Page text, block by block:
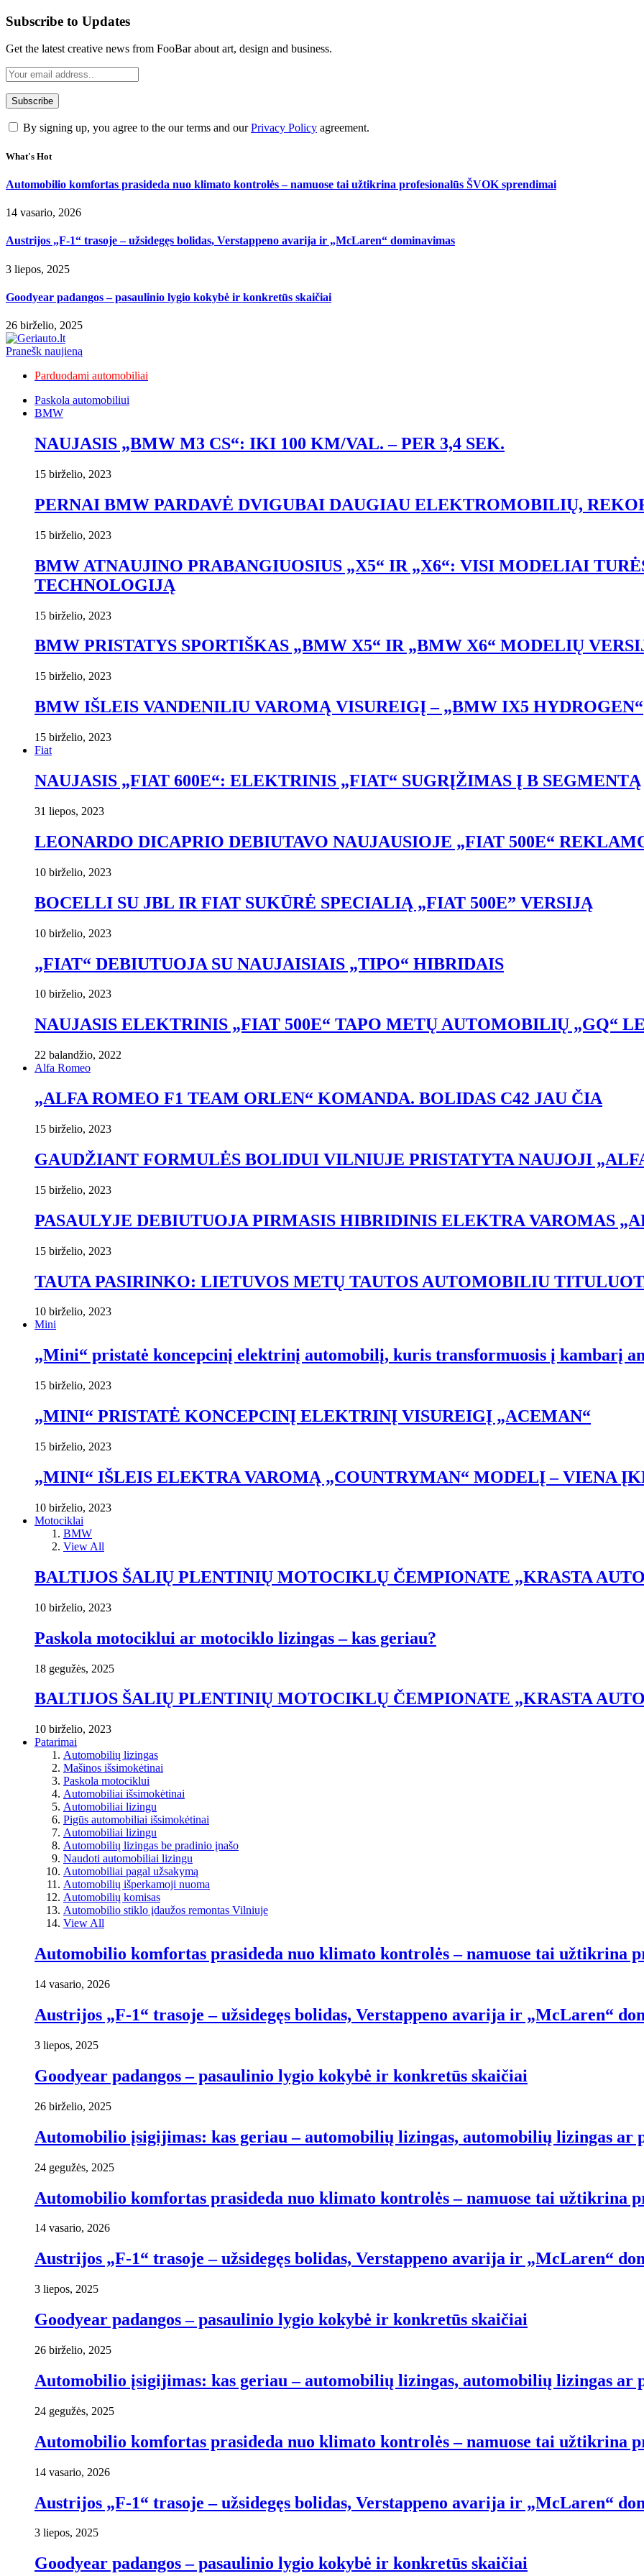
Subscribe to Updates
Get the latest creative news from FooBar about art, design and business.
By signing up, you agree to the our terms and ourPrivacy Policy agreement.
What's Hot
Automobilio komfortas prasideda nuo klimato kontrolės – namuose tai užtikrina profesionalūs ŠVOK sprendimai
14 vasario, 2026
Austrijos „F-1“ trasoje – užsidegęs bolidas, Verstappeno avarija ir „McLaren“ dominavimas
3 liepos, 2025
Goodyear padangos – pasaulinio lygio kokybė ir konkretūs skaičiai
26 birželio, 2025
Pranešk naujieną
Parduodami automobiliai
Paskola automobiliui
BMW
NAUJASIS „BMW M3 CS“: IKI 100 KM/VAL. – PER 3,4 SEK.
15 birželio, 2023
PERNAI BMW PARDAVĖ DVIGUBAI DAUGIAU ELEKTROMOBILIŲ,
15 birželio, 2023
BMW ATNAUJINO PRABANGIUOSIUS „X5“ IR „X6“: VISI MODELIAI
TECHNOLOGIJĄ
15 birželio, 2023
BMW PRISTATYS SPORTIŠKAS „BMW X5“ IR „BMW X6“ MODELIŲ
15 birželio, 2023
BMW IŠLEIS VANDENILIU VAROMĄ VISUREIGĮ – „BMW IX5 HYDROGEN“
15 birželio, 2023
Fiat
NAUJASIS „FIAT 600E“: ELEKTRINIS „FIAT“ SUGRĮŽIMAS Į B SEGMENTĄ
31 liepos, 2023
LEONARDO DICAPRIO DEBIUTAVO NAUJAUSIOJE „FIAT 500E“
10 birželio, 2023
BOCELLI SU JBL IR FIAT SUKŪRĖ SPECIALIĄ „FIAT 500E” VERSIJĄ
10 birželio, 2023
„FIAT“ DEBIUTUOJA SU NAUJAISIAIS „TIPO“ HIBRIDAIS
10 birželio, 2023
NAUJASIS ELEKTRINIS „FIAT 500E“ TAPO METŲ AUTOMOBILIŲ „GQ“
22 balandžio, 2022
Alfa Romeo
„ALFA ROMEO F1 TEAM ORLEN“ KOMANDA. BOLIDAS C42 JAU ČIA​
15 birželio, 2023
GAUDŽIANT FORMULĖS BOLIDUI VILNIUJE PRISTATYTA NAUJOJI
15 birželio, 2023
PASAULYJE DEBIUTUOJA PIRMASIS HIBRIDINIS ELEKTRA VAROMAS
15 birželio, 2023
TAUTA PASIRINKO: LIETUVOS METŲ TAUTOS AUTOMOBILIU
10 birželio, 2023
Mini
„Mini“ pristatė koncepcinį elektrinį automobilį, kuris transformuosis į kambarį
15 birželio, 2023
„MINI“ PRISTATĖ KONCEPCINĮ ELEKTRINĮ VISUREIGĮ „ACEMAN“
15 birželio, 2023
„MINI“ IŠLEIS ELEKTRA VAROMĄ „COUNTRYMAN“ MODELĮ – VIENA
10 birželio, 2023
Motociklai
BMW
View All
BALTIJOS ŠALIŲ PLENTINIŲ MOTOCIKLŲ ČEMPIONATE „KRASTA
10 birželio, 2023
Paskola motociklui ar motociklo lizingas – kas geriau?
18 gegužės, 2025
BALTIJOS ŠALIŲ PLENTINIŲ MOTOCIKLŲ ČEMPIONATE „KRASTA
10 birželio, 2023
Patarimai
Automobilių lizingas
Mašinos išsimokėtinai
Paskola motociklui
Automobiliai išsimokėtinai
Automobiliai lizingu
Pigūs automobiliai išsimokėtinai
Automobiliai lizingu
Automobilių lizingas be pradinio įnašo
Naudoti automobiliai lizingu
Automobiliai pagal užsakymą
Automobilių išperkamoji nuoma
Automobilių komisas
Automobilio stiklo įdaužos remontas Vilniuje
View All
Automobilio komfortas prasideda nuo klimato kontrolės – namuose tai užtikrina
14 vasario, 2026
Austrijos „F-1“ trasoje – užsidegęs bolidas, Verstappeno avarija ir „McLaren“
3 liepos, 2025
Goodyear padangos – pasaulinio lygio kokybė ir konkretūs skaičiai
26 birželio, 2025
Automobilio įsigijimas: kas geriau – automobilių lizingas, automobilių lizingas ar
24 gegužės, 2025
Automobilio komfortas prasideda nuo klimato kontrolės – namuose tai užtikrina
14 vasario, 2026
Austrijos „F-1“ trasoje – užsidegęs bolidas, Verstappeno avarija ir „McLaren“
3 liepos, 2025
Goodyear padangos – pasaulinio lygio kokybė ir konkretūs skaičiai
26 birželio, 2025
Automobilio įsigijimas: kas geriau – automobilių lizingas, automobilių lizingas ar
24 gegužės, 2025
Automobilio komfortas prasideda nuo klimato kontrolės – namuose tai užtikrina
14 vasario, 2026
Austrijos „F-1“ trasoje – užsidegęs bolidas, Verstappeno avarija ir „McLaren“
3 liepos, 2025
Goodyear padangos – pasaulinio lygio kokybė ir konkretūs skaičiai